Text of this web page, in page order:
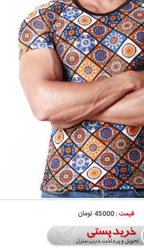
قیمت :45000 تومان